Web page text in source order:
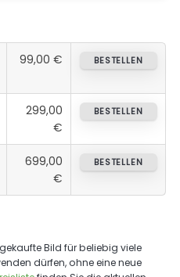
99,00 € BESTELLEN
299,00
€
BESTELLEN
699,00
€
BESTELLEN
Bild für beliebig viele
dürfen, ohne eine neue